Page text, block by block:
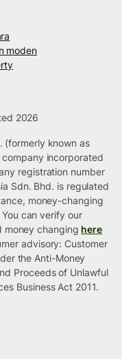
moden
2026
(formerly known as
company incorporated
registration number
Sdn. Bhd. is regulated
money-changing
can verify our
money changing here
advisory: Customer
the Anti-Money
Proceeds of Unlawful
Business Act 2011.